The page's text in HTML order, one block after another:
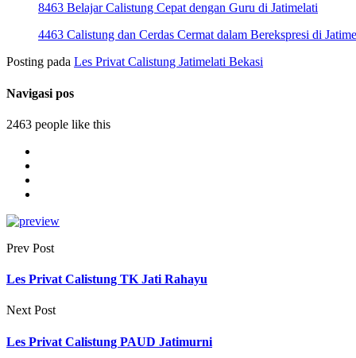
8463 Belajar Calistung Cepat dengan Guru di Jatimelati
4463 Calistung dan Cerdas Cermat dalam Berekspresi di
Posting pada Les Privat Calistung Jatimelati Bekasi
Navigasi pos
2463 people like this
Prev Post
Les Privat Calistung TK Jati Rahayu
Next Post
Les Privat Calistung PAUD Jatimurni